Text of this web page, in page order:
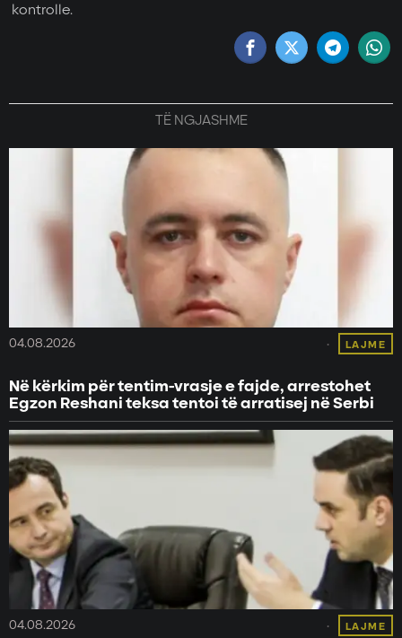
kontrolle.
TË NGJASHME
04.08.2026 LAJME
Në kërkim për tentim-vrasje e fajde, arrestohet
Egzon Reshani teksa tentoi të arratisej në Serbi
04.08.2026 LAJME